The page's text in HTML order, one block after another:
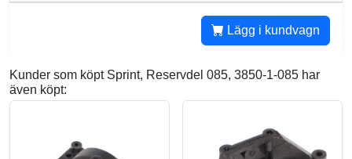
Lägg i kundvagn
Kunder som köpt Sprint, Reservdel 085, 3850-1-085 har
även köpt: